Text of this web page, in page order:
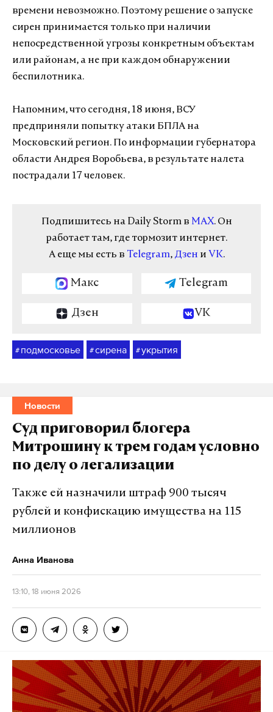
времени невозможно. Поэтому решение о запуске
сирен принимается только при наличии
непосредственной угрозы конкретным объектам
или районам, а не при каждом обнаружении
беспилотника.
Напомним, что сегодня, 18 июня, ВСУ
предприняли попытку атаки БПЛА на
Московский регион. По информации губернатора
области Андрея Воробьева, в результате налета
пострадали 17 человек.
Подпишитесь на Daily Storm в MAX. Он
работает там, где тормозит интернет.
А еще мы есть в Telegram, Дзен и VK.
Макс Telegram
Дзен VK
# подмосковье #сирена #укрытия
Новости
Суд приговорил блогера
Митрошину к трем годам условно
по делу о легализации
Также ей назначили штраф 900 тысяч
рублей и конфискацию имущества на 115
миллионов
Анна Иванова
13:10, 18 июня 2026